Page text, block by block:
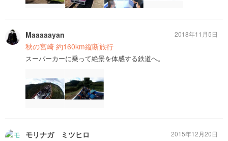
Maaaaayan
秋の宮崎 約160km縦断旅行
スーパーカーに乗って絶景を体感する鉄道へ。
2018年11月5日
モリナガ ミツヒロ
2015年12月20日